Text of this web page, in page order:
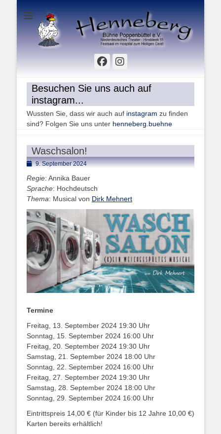
Henneberg Bühne
Poppenbüttel e.V.
Hinsbleek 11 - Festsaal im Hospital zum Heiligen Geist
Facebook
Instagram
Besuchen Sie uns auch auf
instagram...
Wussten Sie, dass wir auch auf instagram zu finden
sind? Folgen Sie uns unter henneberg.buehne
Waschsalon!
Posted9. September 2024
Regie: Annika Bauer
Sprache: Hochdeutsch
Thema: Musical von Dirk Mehnert
Termine
Freitag, 13. September 2024 19:30 Uhr
Sonntag, 15. September 2024 16:00 Uhr
Freitag, 20. September 2024 19:30 Uhr
Samstag, 21. September 2024 18:00 Uhr
Sonntag, 22. September 2024 16:00 Uhr
Freitag, 27. September 2024 19:30 Uhr
Samstag, 28. September 2024 18:00 Uhr
Sonntag, 29. September 2024 16:00 Uhr
Eintrittspreis 14,00 € (für Kinder bis 12 Jahre 10,00 €)
Karten bereits erhältlich!